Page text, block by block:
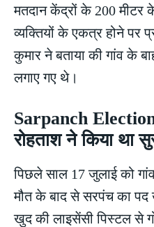
मतदान केंद्रों के 200 मीटर
व्यक्तियों के एकत्र होने पर
कुमार ने बताया की गांव के
लगाए गए थे।
Sarpanch
रोहताश ने किया था
पिछले साल 17 जुलाई को
मौत के बाद से सरपंच का पद
खुद की लाइसेंसी पिस्टल से